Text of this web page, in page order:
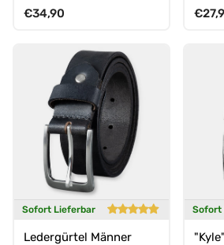
mm
Normaler Preis
€34,90
Sofort Lieferbar
Ledergürtel Männer
Sofort